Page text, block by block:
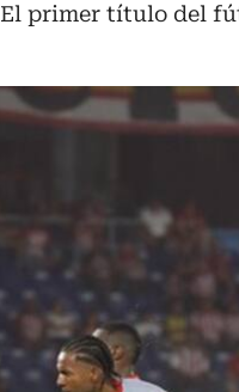
El primer título del